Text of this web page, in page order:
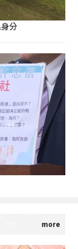
分